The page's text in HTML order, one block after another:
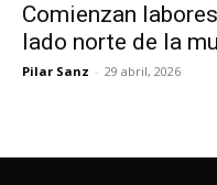
Comienzan
lado norte de la
Pilar Sanz - 29 abril, 2026